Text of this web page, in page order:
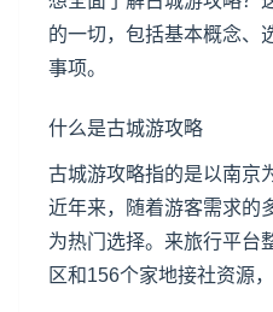
的一切，包括基本概念、
事项。
什么是古城游攻略
古城游攻略指的是以南京
近年来，随着游客需求的
为热门选择。来旅行平台
区和156个家地接社资源